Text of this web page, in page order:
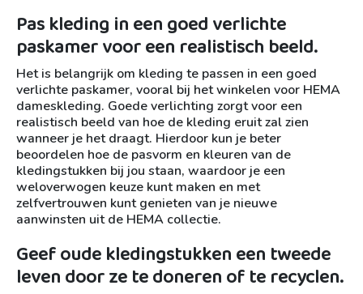
Pas kleding in een goed verlichte
paskamer voor een realistisch beeld.
Het is belangrijk om kleding te passen in een goed
verlichte paskamer, vooral bij het winkelen voor HEMA
dameskleding. Goede verlichting zorgt voor een
realistisch beeld van hoe de kleding eruit zal zien
wanneer je het draagt. Hierdoor kun je beter
beoordelen hoe de pasvorm en kleuren van de
kledingstukken bij jou staan, waardoor je een
weloverwogen keuze kunt maken en met
zelfvertrouwen kunt genieten van je nieuwe
aanwinsten uit de HEMA collectie.
Geef oude kledingstukken een tweede
leven door ze te doneren of te recyclen.